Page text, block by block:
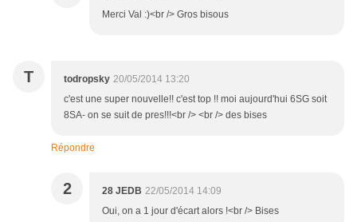
Merci Val :)<br /> Gros bisous
T todropsky 20/05/2014 13:20
c'est une super nouvelle!! c'est top !! moi aujourd'hui 6SG soit
8SA- on se suit de pres!!!<br /> <br /> des bises
Répondre
2 28 JEDB 22/05/2014 14:09
Oui, on a 1 jour d'écart alors !<br /> Bises